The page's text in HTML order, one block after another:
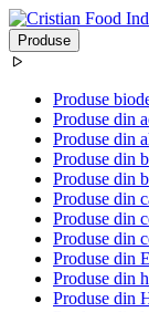
Produse
Produse
Produse din
Produse din
Produse din
Produse din
Produse din
Produse din
Produse din
Produse din
Produse din
Produse din